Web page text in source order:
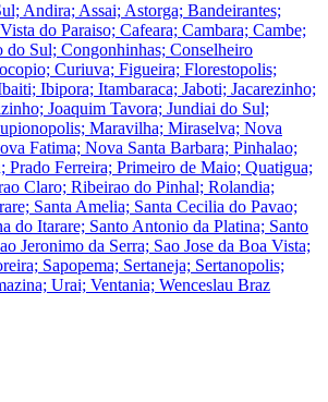
Andira; Assai; Astorga; Bandeirantes;
do Paraiso; Cafeara; Cambara; Cambe;
do Sul; Congonhinhas; Conselheiro
Curiuva; Figueira; Florestopolis;
Ibipora; Itambaraca; Jaboti; Jacarezinho;
Joaquim Tavora; Jundiai do Sul;
Maravilha; Miraselva; Nova
Fatima; Nova Santa Barbara; Pinhalao;
Prado Ferreira; Primeiro de Maio; Quatigua;
Claro; Ribeirao do Pinhal; Rolandia;
Santa Amelia; Santa Cecilia do Pavao;
do Itarare; Santo Antonio da Platina; Santo
Jeronimo da Serra; Sao Jose da Boa Vista;
Sapopema; Sertaneja; Sertanopolis;
Urai; Ventania; Wenceslau Braz